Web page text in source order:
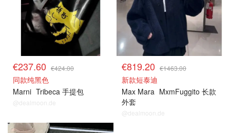
€237.60 €424.00
同款纯黑色
Marni Tribeca 手提包
@dealmoon.de
€819.20 €1463.00
新款短泰迪
Max Mara MxmFuggito 长款
外套
@dealmoon.de